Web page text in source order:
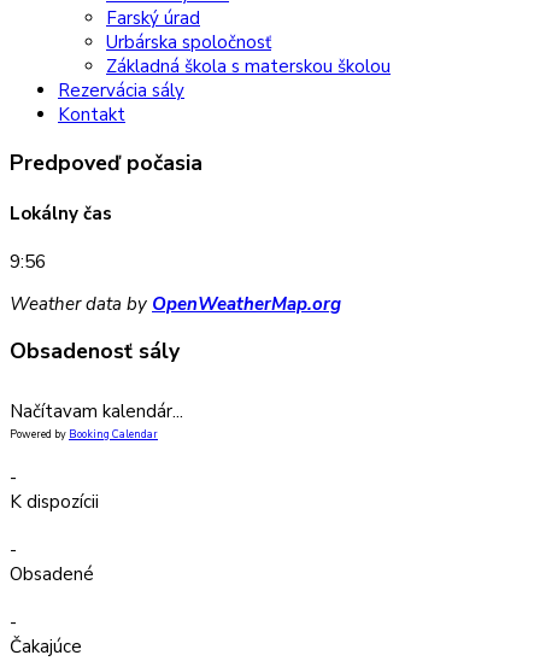
Farský úrad
Urbárska spoločnosť
Základná škola s materskou školou
Rezervácia sály
Kontakt
Predpoveď počasia
Lokálny čas
9:56
Weather data by OpenWeatherMap.org
Obsadenosť sály
Načítavam kalendár...
Powered by Booking Calendar
-
K dispozícii
-
Obsadené
-
Čakajúce